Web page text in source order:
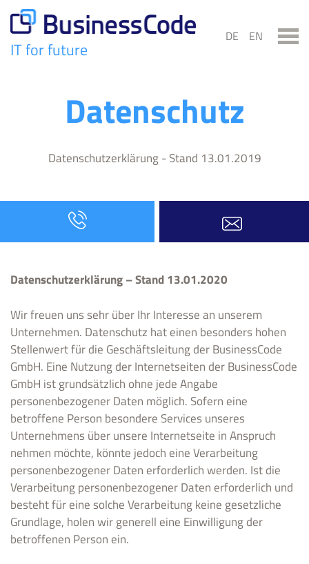
content
IT for future
DE EN
Datenschutz
Datenschutzerklärung - Stand 13.01.2019
Datenschutzerklärung – Stand 13.01.2020
Wir freuen uns sehr über Ihr Interesse an unserem
Unternehmen. Datenschutz hat einen besonders hohen
Stellenwert für die Geschäftsleitung der BusinessCode
GmbH. Eine Nutzung der Internetseiten der BusinessCode
GmbH ist grundsätzlich ohne jede Angabe
personenbezogener Daten möglich. Sofern eine
betroffene Person besondere Services unseres
Unternehmens über unsere Internetseite in Anspruch
nehmen möchte, könnte jedoch eine Verarbeitung
personenbezogener Daten erforderlich werden. Ist die
Verarbeitung personenbezogener Daten erforderlich und
besteht für eine solche Verarbeitung keine gesetzliche
Grundlage, holen wir generell eine Einwilligung der
betroffenen Person ein.